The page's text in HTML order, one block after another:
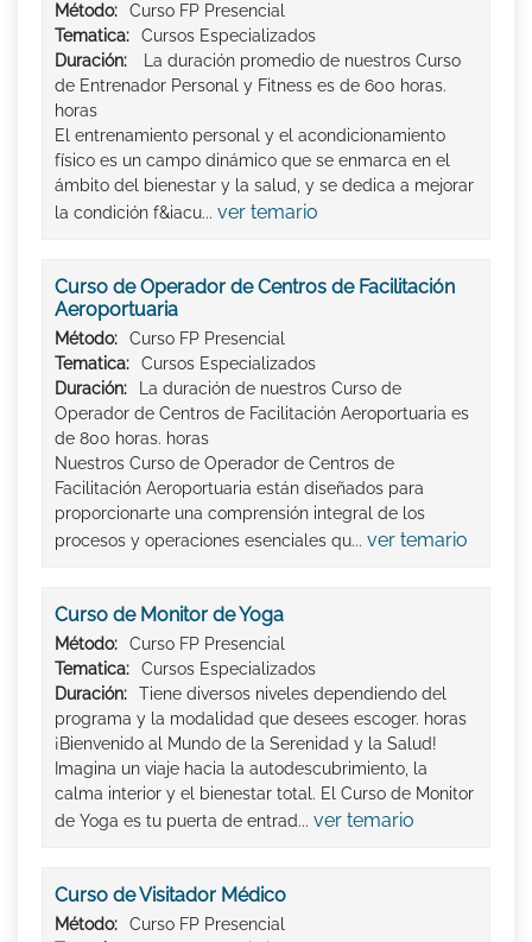
Método:
Curso FP Presencial
Tematica:
Cursos Especializados
Duración:
La duración promedio de nuestros Curso
de Entrenador Personal y Fitness es de 600 horas.
horas
El entrenamiento personal y el acondicionamiento
físico es un campo dinámico que se enmarca en el
ámbito del bienestar y la salud, y se dedica a mejorar
la condición f&iacu... ver temario
Curso de Operador de Centros de Facilitación
Aeroportuaria
Método:
Curso FP Presencial
Tematica:
Cursos Especializados
Duración:
La duración de nuestros Curso de
Operador de Centros de Facilitación Aeroportuaria es
de 800 horas. horas
Nuestros Curso de Operador de Centros de
Facilitación Aeroportuaria están diseñados para
proporcionarte una comprensión integral de los
procesos y operaciones esenciales qu... ver temario
Curso de Monitor de Yoga
Método:
Curso FP Presencial
Tematica:
Cursos Especializados
Duración:
Tiene diversos niveles dependiendo del
programa y la modalidad que desees escoger. horas
¡Bienvenido al Mundo de la Serenidad y la Salud!
Imagina un viaje hacia la autodescubrimiento, la
calma interior y el bienestar total. El Curso de Monitor
de Yoga es tu puerta de entrad... ver temario
Curso de Visitador Médico
Método:
Curso FP Presencial